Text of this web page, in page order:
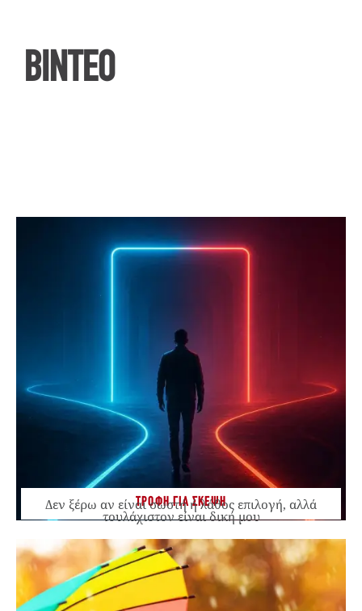
ΒΙΝΤΕΟ
ΤΡΟΦΗ ΓΙΑ ΣΚΕΨΗ
Δεν ξέρω αν είναι σωστή ή λάθος επιλογή, αλλά
τουλάχιστον είναι δική μου